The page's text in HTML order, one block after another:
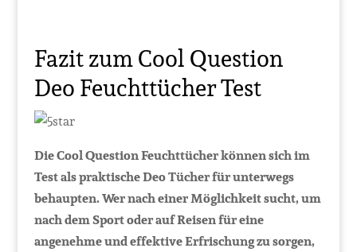
Fazit zum Cool Question
Deo Feuchttücher Test
Die Cool Question Feuchttücher können sich im
Test als praktische Deo Tücher für unterwegs
behaupten. Wer nach einer Möglichkeit sucht, um
nach dem Sport oder auf Reisen für eine
angenehme und effektive Erfrischung zu sorgen,